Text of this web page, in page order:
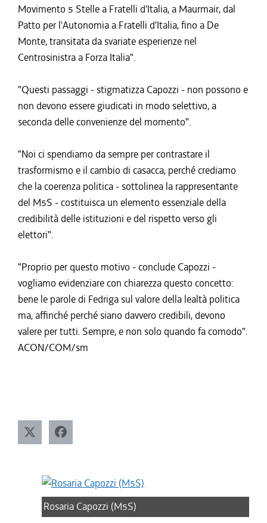
Movimento 5 Stelle a Fratelli d'Italia, a Maurmair, dal
Patto per l'Autonomia a Fratelli d'Italia, fino a De
Monte, transitata da svariate esperienze nel
Centrosinistra a Forza Italia".
"Questi passaggi - stigmatizza Capozzi - non possono e
non devono essere giudicati in modo selettivo, a
seconda delle convenienze del momento".
"Noi ci spendiamo da sempre per contrastare il
trasformismo e il cambio di casacca, perché crediamo
che la coerenza politica - sottolinea la rappresentante
del M5S - costituisca un elemento essenziale della
credibilità delle istituzioni e del rispetto verso gli
elettori".
"Proprio per questo motivo - conclude Capozzi -
vogliamo evidenziare con chiarezza questo concetto:
bene le parole di Fedriga sul valore della lealtà politica
ma, affinché perché siano davvero credibili, devono
valere per tutti. Sempre, e non solo quando fa comodo".
ACON/COM/sm
Rosaria Capozzi (M5S)